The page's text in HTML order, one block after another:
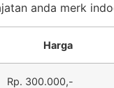
anda merk
Harga
Rp. 300.000,-